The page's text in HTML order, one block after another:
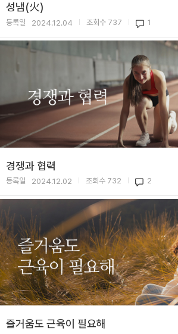
성냄(火)
등록일 2024.12.04 조회수 737 1
경쟁과 협력
등록일 2024.12.02 조회수 732 2
즐거움도 근육이 필요해